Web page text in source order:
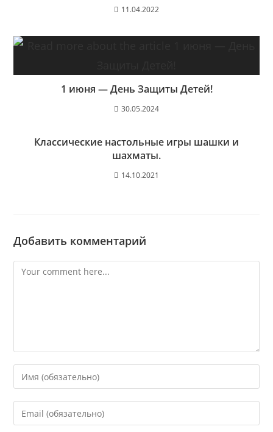
11.04.2022
1 июня — День Защиты Детей!
30.05.2024
Классические настольные игры шашки и
шахматы.
14.10.2021
Добавить комментарий
Comment
Enter
your
name
Enter
your